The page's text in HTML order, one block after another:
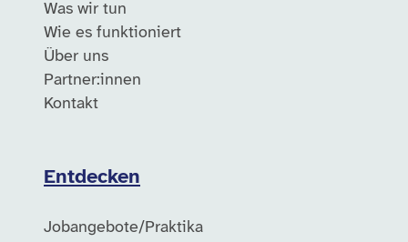
Was wir tun
Wie es funktioniert
Über uns
Partner:innen
Kontakt
Entdecken
Jobangebote/Praktika